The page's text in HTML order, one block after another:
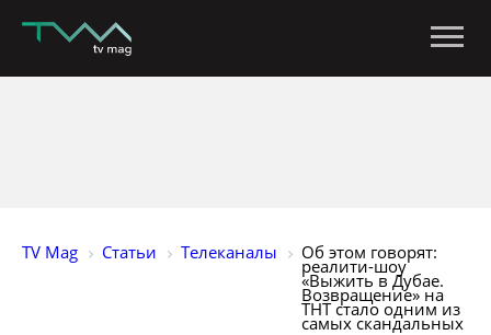
TV Mag Статьи Телеканалы Об этом говорят:
реалити-шоу
«Выжить в Дубае.
Возвращение» на
ТНТ стало одним из
самых скандальных